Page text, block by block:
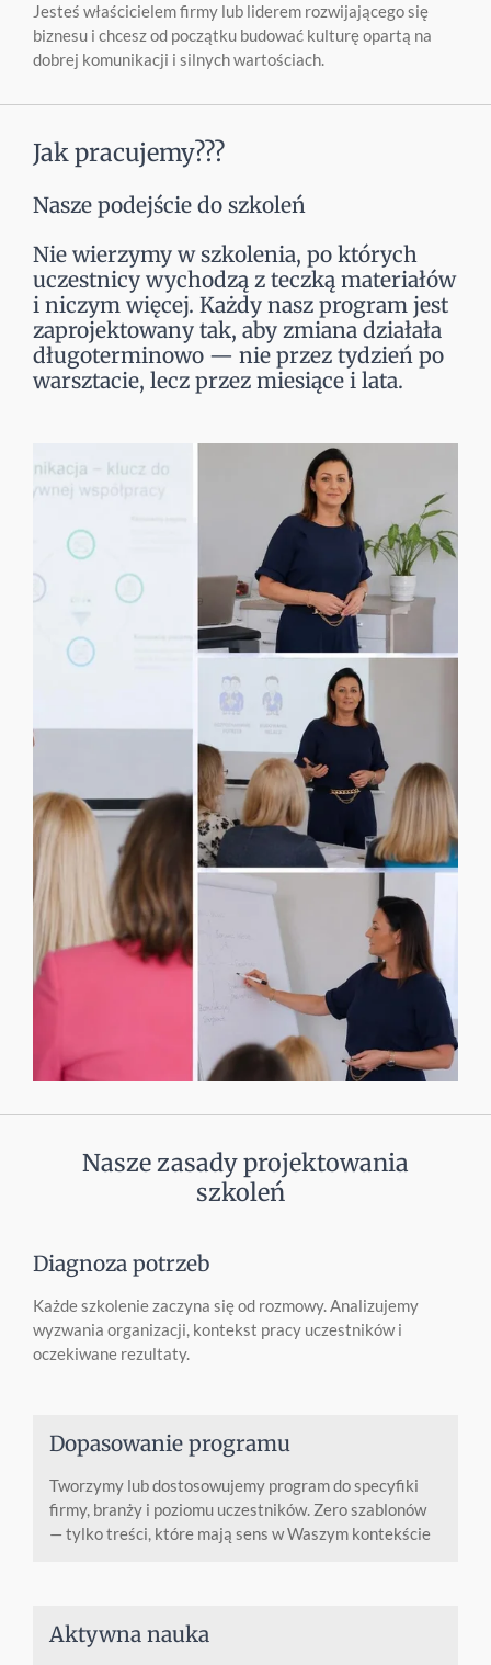
Jesteś właścicielem firmy lub liderem rozwijającego się
biznesu i chcesz od początku budować kulturę opartą na
dobrej komunikacji i silnych wartościach.
Jak pracujemy???
Nasze podejście do szkoleń
Nie wierzymy w szkolenia, po których
uczestnicy wychodzą z teczką materiałów
i niczym więcej. Każdy nasz program jest
zaprojektowany tak, aby zmiana działała
długoterminowo — nie przez tydzień po
warsztacie, lecz przez miesiące i lata.
Nasze zasady projektowania
szkoleń
Diagnoza potrzeb
Każde szkolenie zaczyna się od rozmowy. Analizujemy
wyzwania organizacji, kontekst pracy uczestników i
oczekiwane rezultaty.
Dopasowanie programu
Tworzymy lub dostosowujemy program do specyfiki
firmy, branży i poziomu uczestników. Zero szablonów
— tylko treści, które mają sens w Waszym kontekście
Aktywna nauka